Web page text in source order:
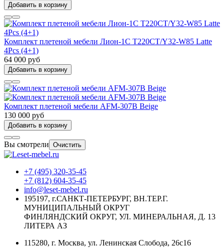
Добавить в корзину
Комплект плетеной мебели Лион-1C T220CT/Y32-W85 Latte
4Pcs (4+1)
64 000 руб
Добавить в корзину
Комплект плетеной мебели AFM-307B Beige
130 000 руб
Добавить в корзину
Вы смотрели Очистить
+7 (495) 320-35-45
+7 (812) 604-35-45
info@leset-mebel.ru
195197, г.САНКТ-ПЕТЕРБУРГ, ВН.ТЕР.Г.
МУНИЦИПАЛЬНЫЙ ОКРУГ
ФИНЛЯНДСКИЙ ОКРУГ, УЛ. МИНЕРАЛЬНАЯ, Д. 13
ЛИТЕРА АЗ
115280, г. Москва, ул. Ленинская Слобода, 26с16